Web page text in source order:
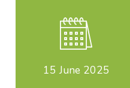
15 June 2025